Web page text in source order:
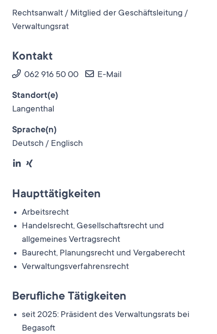
Rechtsanwalt / Mitglied der Geschäftsleitung /
Verwaltungsrat
Kontakt
062 916 50 00 E-Mail
Standort(e)
Langenthal
Sprache(n)
Deutsch / Englisch
Haupttätigkeiten
Arbeitsrecht
Handelsrecht, Gesellschaftsrecht und
allgemeines Vertragsrecht
Baurecht, Planungsrecht und Vergaberecht
Verwaltungsverfahrensrecht
Berufliche Tätigkeiten
seit 2025: Präsident des Verwaltungsrats bei
Begasoft